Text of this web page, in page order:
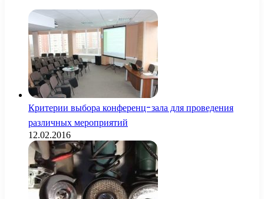
Критерии выбора конференц-зала для проведения
различных мероприятий
12.02.2016